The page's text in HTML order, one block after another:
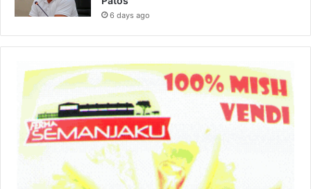
6 days ago